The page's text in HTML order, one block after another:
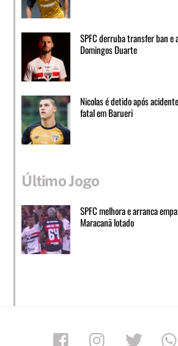
SPFC derruba transfer ban e
Domingos Duarte
Nicolas é detido após
fatal em Barueri
Último Jogo
SPFC melhora e arranca
Maracanã lotado
Facebook Instagram Twitter